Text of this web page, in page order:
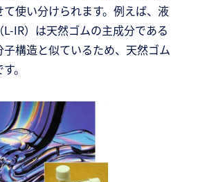
使い分けられます。例えば、液
IR）は天然ゴムの主成分である
構造と似ているため、天然ゴム
。